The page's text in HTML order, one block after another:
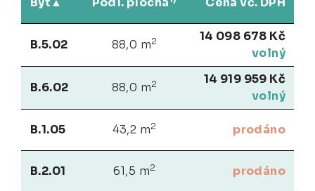
B.5.02 88,0 m2
14 098 678 Kč
volný
B.6.02 88,0 m2
14 919 959 Kč
volný
B.1.05 43,2 m2 prodáno
B.2.01 61,5 m2 prodáno